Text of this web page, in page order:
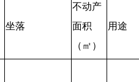
坐落
不动产
面积
（㎡）
用途